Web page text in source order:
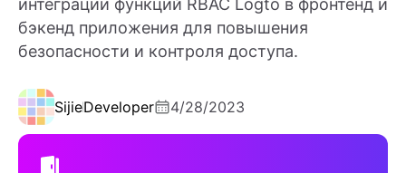
интеграции функций RBAC Logto в фронтенд и
бэкенд приложения для повышения
безопасности и контроля доступа.
SijieDeveloper 4/28/2023